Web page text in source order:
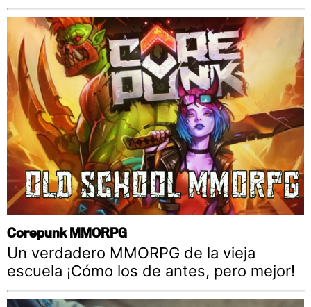
Corepunk MMORPG
Un verdadero MMORPG de la vieja
escuela ¡Cómo los de antes, pero mejor!